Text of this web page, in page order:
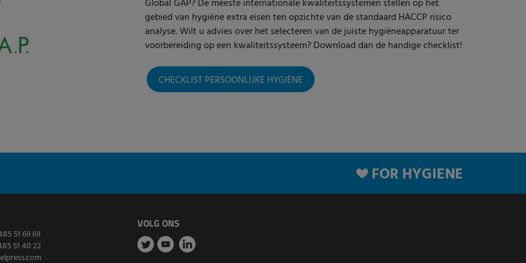
Global GAP? De meeste internationale kwaliteitssystemen stellen op het
gebied van hygiëne extra eisen ten opzichte van de standaard HACCP risico
analyse. Wilt u advies over het selecteren van de juiste hygiëneapparatuur ter
voorbereiding op een kwaliteitssysteem? Download dan de handige checklist!
CHECKLIST PERSOONLIJKE HYGIËNE
FOR HYGIENE
51 69 69
51 40 22
VOLG ONS